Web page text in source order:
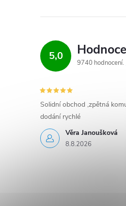
5,0
9740 hodnocení
Věra Janoušková
8.8.2026
Solidní obchod ,zpětná
dodání rychlé